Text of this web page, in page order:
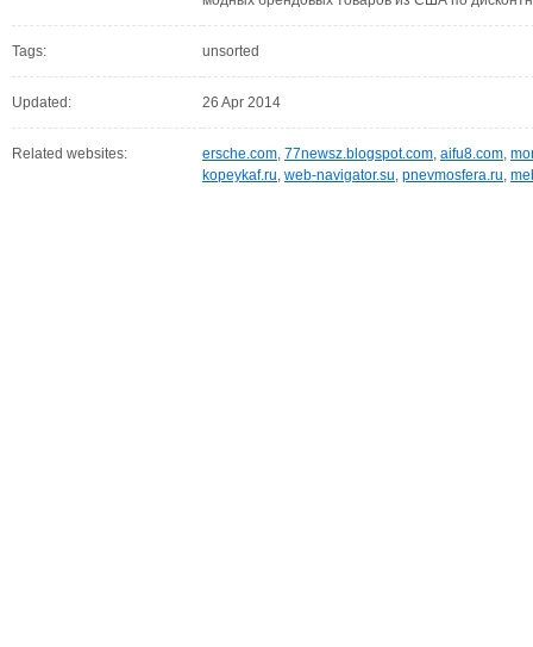
Tags: unsorted
Updated: 26 Apr 2014
Related websites: ersche.com, 77newsz.blogspot.com, aifu8.com,
kopeykaf.ru, web-navigator.su, pnevmosfera.ru,